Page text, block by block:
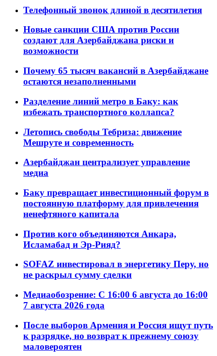
Телефонный звонок длиной в десятилетия
Новые санкции США против России
создают для Азербайджана риски и
возможности
Почему 65 тысяч вакансий в Азербайджане
остаются незаполненными
Разделение линий метро в Баку: как
избежать транспортного коллапса?
Летопись свободы Тебриза: движение
Мешруте и современность
Азербайджан централизует управление
медиа
Баку превращает инвестиционный форум в
постоянную платформу для привлечения
ненефтяного капитала
Против кого объединяются Анкара,
Исламабад и Эр-Рияд?
SOFAZ инвестировал в энергетику Перу, но
не раскрыл сумму сделки
Медиаобозрение: С 16:00 6 августа до 16:00
7 августа 2026 года
После выборов Армения и Россия ищут путь
к разрядке, но возврат к прежнему союзу
маловероятен